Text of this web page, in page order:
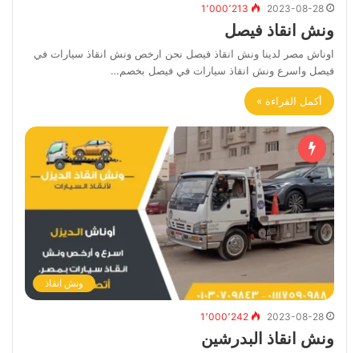
2023-08-28 1٬000٬213
ونش انقاذ فيصل
اوناش مصر لدينا ونش انقاذ فيصل نحن ارخص ونش انقاذ سيارات في
فيصل واسرع ونش انقاذ سيارات في فيصل بخصم…
أكمل القراءة »
ونش انقاذ
2023-08-28 1٬000٬242
ونش انقاذ البدرشين